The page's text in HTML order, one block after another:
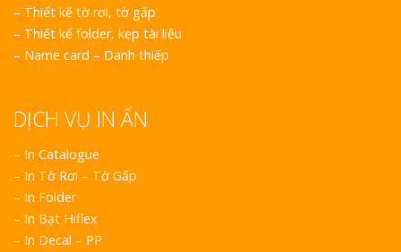
– Thiết kế tờ rơi, tờ gấp
– Thiết kế folder, kẹp tài liệu
– Name card – Danh thiếp
DỊCH VỤ IN ẤN
– In Catalogue
– In Tờ Rơi – Tờ Gấp
– In Folder
– In Bạt Hiflex
– In Decal – PP